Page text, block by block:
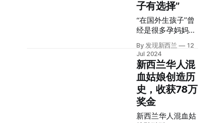
城镇。 Nathan的
去参加一些唱歌比
赛，一曲《童话》
惊艳全场，那次比
中国文化的他，看
到了新的可能。此
后他开始录制一些
翻唱视频，当他将
视频上传到中国网
站，收到了千万观
看，“新西兰只有
500万人，却有
离异以后，王加加
自己带着女儿，后
来为了给孩子更多
陪伴辞职创业，但
这些挥之不去的担
忧让她开始考虑，
是不是该换一个环
境生活了？ 另一个
原因是，30+了，
她感觉到国内留
给“大龄”，“离
异”，“单身带娃”女
救，他开始寻找出
路，当时在网上看
到有人分享去新西
息，“环境好、工
资高”等字眼很吸
引人，他通过中
介，花了9.3万
元，办理了AEWV
雇主担保签证，来
到了新西兰。
2023年2月28日，
一股不容小觑的力
量。 而有这么一个
华人，第一次在新
探索中将沉寂的
店“起死回生”。 在
记者的采访下，新
西兰华人Tina
Wang讲述了创业
的心路历程。 01
第一次开店，华人
盘下“网红店”
子有选择”
“在国外生孩子”曾
经是很多孕妈妈的
愿望，让孩子一出
生就拥有发达国家
的护照。 而现在，
却有一些海外华人
选择了一条相反的
道路——回中国生
娃，入中国籍。 今
天，“发现新西
兰”记者采访了新
By 发现新西兰
12
Jul 2024
新西兰华人混
血姑娘创造历
史，收获78万
奖金
新西兰华人混血姑